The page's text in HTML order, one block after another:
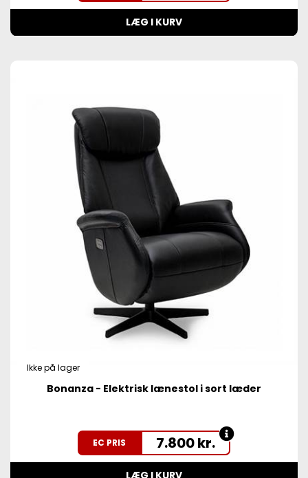
LÆG I KURV
Ikke på lager
Bonanza - Elektrisk lænestol i sort læder
EC PRIS 7.800kr.
LÆG I KURV